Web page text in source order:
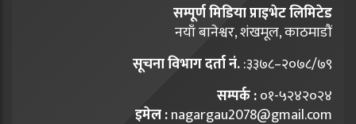
सम्पूर्ण मिडिया प्राइभेट लिमिटेड
नयाँ बानेश्वर, शंखमूल, काठमाडौं
सूचना विभाग दर्ता नं.:३३७८–२०७८/७९
सम्पर्क :०१-५२४२०२४
इमेल :nagargau2078@gmail.com